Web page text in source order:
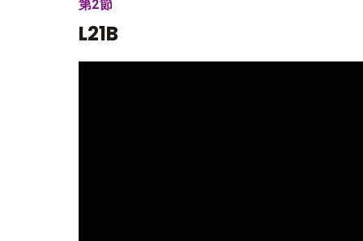
第2節
L21B